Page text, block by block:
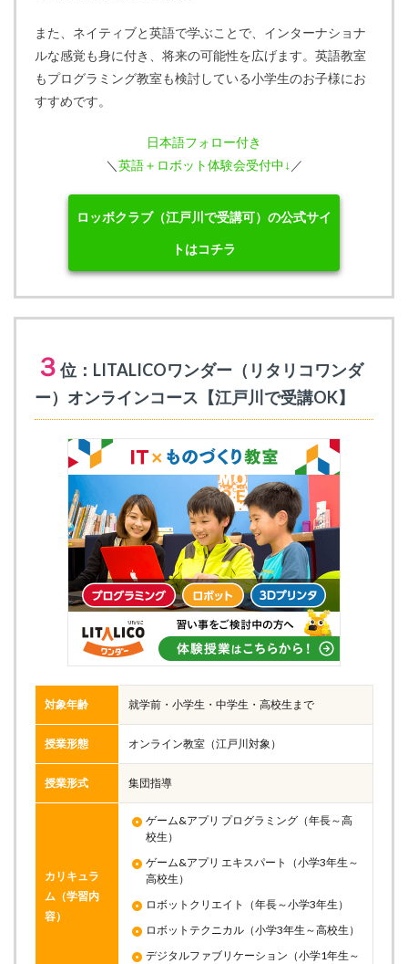
また、ネイティブと英語で学ぶことで、インターナショナ
ルな感覚も身に付き、将来の可能性を広げます。英語教室
もプログラミング教室も検討している小学生のお子様にお
すすめです。
日本語フォロー付き
＼ 英語＋ロボット体験会受付中↓ ／
ロッボクラブ（江戸川で受講可）の公式サイ
トはコチラ
３ 位：LITALICOワンダー（リタリコワンダ
ー）オンラインコース【江戸川で受講OK】
対象年齢 就学前・小学生・中学生・高校生まで
授業形態 オンライン教室（江戸川対象）
授業形式 集団指導
カリキュラ
ム（学習内
容）
ゲーム&アプリ プログラミング（年長～高
校生）
ゲーム&アプリ エキスパート（小学3年生～
高校生）
ロボットクリエイト（年長～小学3年生）
ロボットテクニカル（小学3年生～高校生）
デジタルファブリケーション（小学1年生～